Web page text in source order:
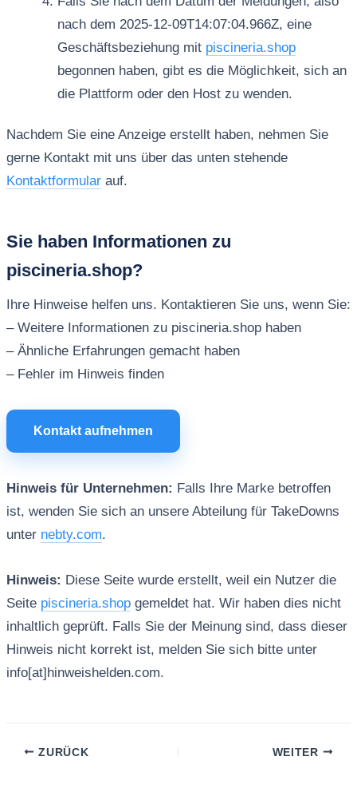
nach dem 2025-12-09T14:07:04.966Z, eine
Geschäftsbeziehung mit piscineria.shop
begonnen haben, gibt es die Möglichkeit, sich an
die Plattform oder den Host zu wenden.
Nachdem Sie eine Anzeige erstellt haben, nehmen Sie
gerne Kontakt mit uns über das unten stehende
Kontaktformularauf.
Sie haben Informationen zu
piscineria.shop?
Ihre Hinweise helfen uns. Kontaktieren Sie uns, wenn Sie:
– Weitere Informationen zu piscineria.shop haben
– Ähnliche Erfahrungen gemacht haben
– Fehler im Hinweis finden
Kontakt aufnehmen
Hinweis für Unternehmen: Falls Ihre Marke betroffen
ist, wenden Sie sich an unsere Abteilung für TakeDowns
unter nebty.com.
Hinweis: Diese Seite wurde erstellt, weil ein Nutzer die
Seite piscineria.shopgemeldet hat. Wir haben dies nicht
inhaltlich geprüft. Falls Sie der Meinung sind, dass dieser
Hinweis nicht korrekt ist, melden Sie sich bitte unter
info[at]hinweishelden.com.
ZURÜCK WEITER